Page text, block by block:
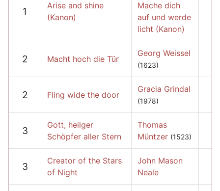
1
Arise and shine
(Kanon)
Mache dich
auf und werde
licht (Kanon)
2 Macht hoch die Tür
Georg Weissel
(1623)
2 Fling wide the door
Gracia Grindal
(1978)
3
Gott, heilger
Schöpfer aller Stern
Thomas
Müntzer (1523)
3
Creator of the Stars
of Night
John Mason
Neale